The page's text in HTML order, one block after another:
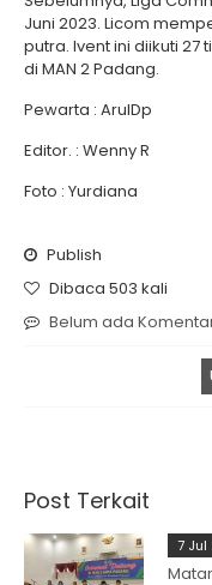
Juni 2023. Licom
putra. Ivent ini diikuti
di MAN 2 Padang.
Pewarta : ArulDp
Editor. : Wenny R
Foto : Yurdiana
Publish
Dibaca 503 kali
Belum ada
Post Terkait
7 Jul